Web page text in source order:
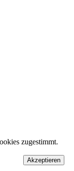
zugestimmt.
Akzeptieren